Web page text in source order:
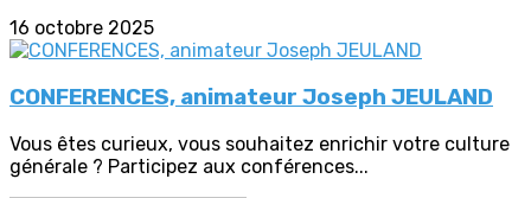
16 octobre 2025
CONFERENCES, animateur Joseph JEULAND
Vous êtes curieux, vous souhaitez enrichir votre culture
générale ? Participez aux conférences...